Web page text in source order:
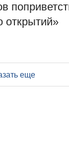
открытий»
еще